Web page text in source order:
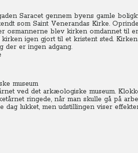
Saracet gennem byens gamle
som Saint Venerandas Kirke.
osmannerne blev kirken omdannet til
igen gjort til et kristent sted.
der er ingen adgang.
museum
ved det arkæologiske museum.
ringede, når man skulle gå på
dag lukket, men udstillingen viser